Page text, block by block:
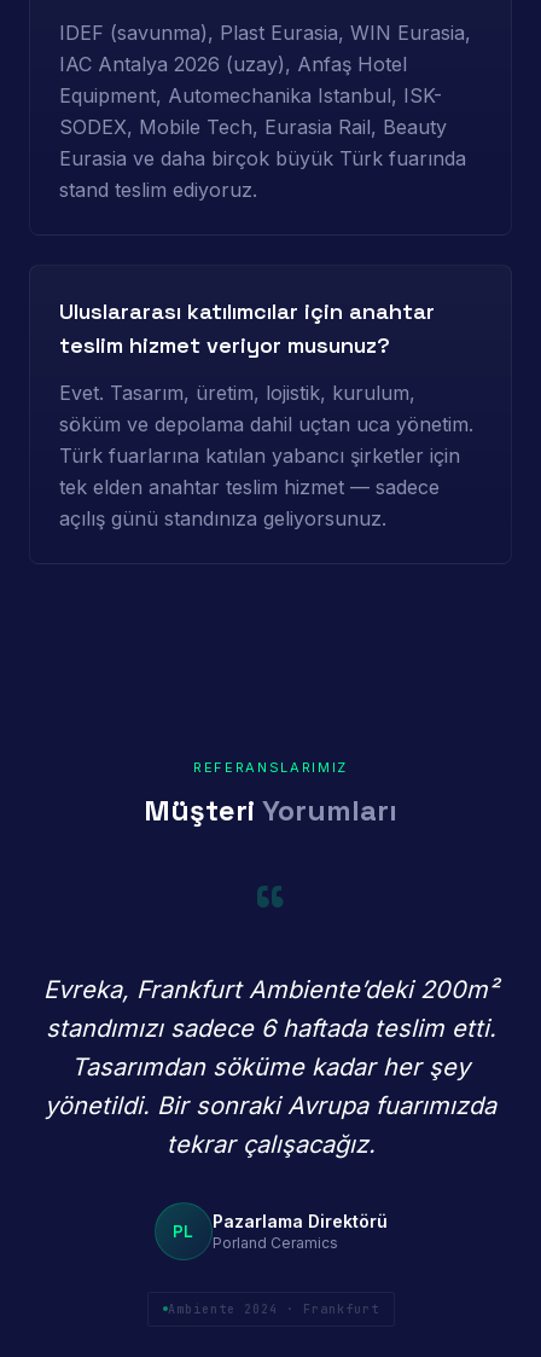
IDEF (savunma), Plast Eurasia, WIN Eurasia,
IAC Antalya 2026 (uzay), Anfaş Hotel
Equipment, Automechanika Istanbul, ISK-
SODEX, Mobile Tech, Eurasia Rail, Beauty
Eurasia ve daha birçok büyük Türk fuarında
stand teslim ediyoruz.
Uluslararası katılımcılar için anahtar
teslim hizmet veriyor musunuz?
Evet. Tasarım, üretim, lojistik, kurulum,
söküm ve depolama dahil uçtan uca yönetim.
Türk fuarlarına katılan yabancı şirketler için
tek elden anahtar teslim hizmet — sadece
açılış günü standınıza geliyorsunuz.
REFERANSLARIMIZ
Müşteri Yorumları
“
Evreka, Frankfurt Ambiente’deki 200m²
standımızı sadece 6 haftada teslim etti.
Tasarımdan söküme kadar her şey
yönetildi. Bir sonraki Avrupa fuarımızda
tekrar çalışacağız.
PL Pazarlama Direktörü
Porland Ceramics
Ambiente 2024 · Frankfurt